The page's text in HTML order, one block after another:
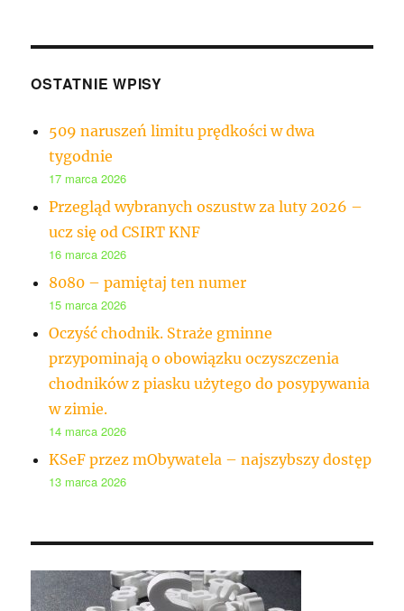
OSTATNIE WPISY
509 naruszeń limitu prędkości w dwa
tygodnie
17 marca 2026
Przegląd wybranych oszustw za luty 2026 –
ucz się od CSIRT KNF
16 marca 2026
8080 – pamiętaj ten numer
15 marca 2026
Oczyść chodnik. Straże gminne
przypominają o obowiązku oczyszczenia
chodników z piasku użytego do posypywania
w zimie.
14 marca 2026
KSeF przez mObywatela – najszybszy dostęp
13 marca 2026